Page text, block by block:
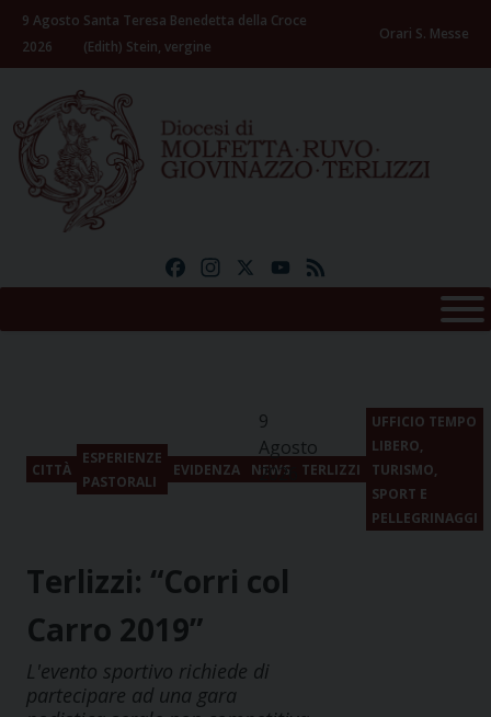
Skip
content
9 Agosto
2026
Santa Teresa Benedetta della Croce
(Edith) Stein, vergine
Orari S. Messe
FacebookInstagramYouTube
CITTÀ
ESPERIENZE
PASTORALI
EVIDENZA NEWS TERLIZZI
UFFICIO TEMPO
LIBERO,
TURISMO,
SPORT E
PELLEGRINAGGI
9
Agosto
2026
Terlizzi: “Corri col
Carro 2019”
L'evento sportivo richiede di
partecipare ad una gara